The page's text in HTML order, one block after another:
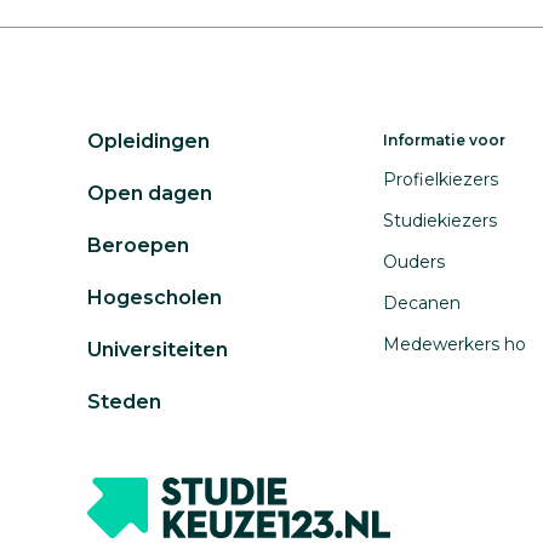
Opleidingen
Open dagen
Beroepen
Hogescholen
Universiteiten
Steden
Informatie voor
Profielkiezers
Studiekiezers
Ouders
Decanen
Medewerkers ho